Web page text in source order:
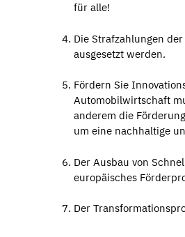
für alle!
Die Strafzahlungen
ausgesetzt werden.
Fördern Sie
Automobilwirtschaft
anderem die
um eine nachhaltige
Der Ausbau von
europäisches
Der